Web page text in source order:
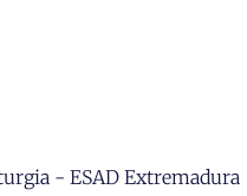
- ESAD Extremadura